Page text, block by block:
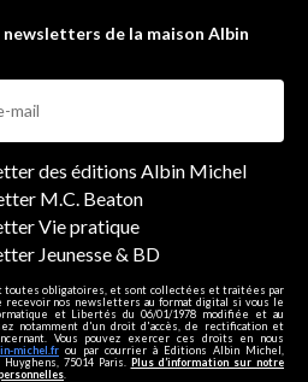
de la maison Albin
des éditions Albin Michel
M.C. Beaton
Vie pratique
Jeunesse & BD
toutes obligatoires, et sont collectées et traitées par
recevoir nos newsletters au format digital si vous le
et Libertés du 06/01/1978 modifiée et au
notamment d'un droit d'accès, de rectification et
Vous pouvez exercer ces droits en nous
michel.fr ou par courrier à Editions Albin Michel,
75014 Paris. Plus d’information sur notre